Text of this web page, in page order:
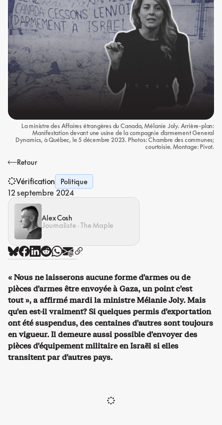
La ministre des Affaires étrangères du Canada, Mélanie Joly. Arrière-plan:
Manifestation devant une usine de la compagnie d'armement General
Dynamics, à Québec, le 5 décembre 2023. Photos: Chambre des communes;
courtoisie. Montage: Pivot.
Retour
Vérification Politique
12 septembre 2024
Alex Cosh
Journaliste · The Maple
« Nous ne laisserons aucune forme d’armes ou de
pièces d’armes être envoyée à Gaza, un point c’est
tout », a affirmé mardi la ministre Mélanie Joly. Mais
qu’en est-il vraiment? Si quelques permis d’exportation
ont été suspendus, des centaines d’autres sont toujours
en vigueur. Il demeure aussi possible d’envoyer des
pièces d’équipement militaire en Israël si elles
transitent par d’autres pays.